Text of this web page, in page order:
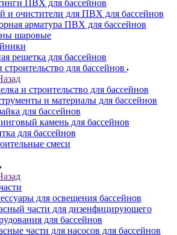
ПВХ для бассейнов
и очистители для ПВХ для бассейнов
арматура ПВХ для бассейнов
шаровые
решетка для бассейнов
для бассейнов
и строительство для бассейнов
и материалы для бассейнов
для бассейнов
камень для бассейнов
для бассейнов
смеси
для освещения бассейнов
части для дизенфицирующего
для бассейнов
части для насосов для бассейнов